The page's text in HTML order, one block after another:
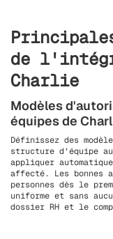
de
Charlie
Modèles
équipes de
Définissez des
structure d'équipe
appliquer
affecté. Les bonnes
personnes dès le
uniforme et sans
dossier RH et le